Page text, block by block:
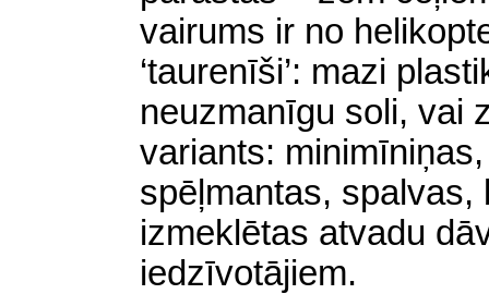
vairums ir no
‘taurenīši’: mazi
neuzmanīgu soli, vai
variants:
spēļmantas,
izmeklētas atvadu
iedzīvotājiem.